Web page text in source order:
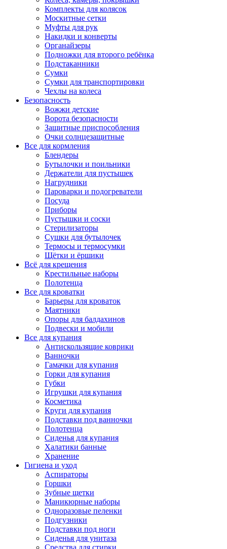
Комплекты для колясок
Москитные сетки
Муфты для рук
Накидки и конверты
Органайзеры
Подножки для второго ребёнка
Подстаканники
Сумки
Сумки для транспортировки
Чехлы на колеса
Безопасность
Вожжи детские
Ворота безопасности
Защитные приспособления
Очки солнцезащитные
Все для кормления
Блендеры
Бутылочки и поильники
Держатели для пустышек
Нагрудники
Пароварки и подогреватели
Посуда
Приборы
Пустышки и соски
Стерилизаторы
Сушки для бутылочек
Термосы и термосумки
Щётки и ёршики
Всё для крещения
Крестильные наборы
Полотенца
Все для кроватки
Барьеры для кроваток
Маятники
Опоры для балдахинов
Подвески и мобили
Все для купания
Антискользящие коврики
Ванночки
Гамачки для купания
Горки для купания
Губки
Игрушки для купания
Косметика
Круги для купания
Подставки под ванночки
Полотенца
Сиденья для купания
Халатики банные
Хранение
Гигиена и уход
Аспираторы
Горшки
Зубные щетки
Маникюрные наборы
Одноразовые пеленки
Подгузники
Подставки под ноги
Сиденья для унитаза
Средства для стирки